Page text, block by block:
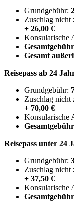
Grundgebühr:
Zuschlag nicht
+ 26,00 €
Konsularische
Gesamt
Reisepass ab 24
Grundgebühr:
Zuschlag nicht
+ 70,00 €
Konsularische
Reisepass unter 24
Grundgebühr:
Zuschlag nicht
+ 37,50 €
Konsularische